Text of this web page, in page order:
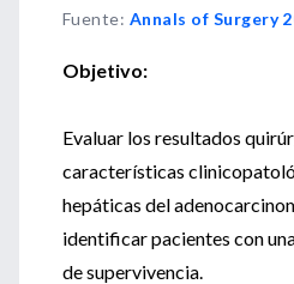
Fuente: Annals of Surgery
Objetivo:
Evaluar los resultados
características
hepáticas del
identificar pacientes con
de supervivencia.